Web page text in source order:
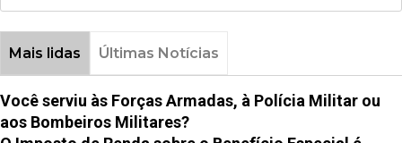
Mais lidas Últimas Notícias
Você serviu às Forças Armadas, à Polícia Militar ou
aos Bombeiros Militares?